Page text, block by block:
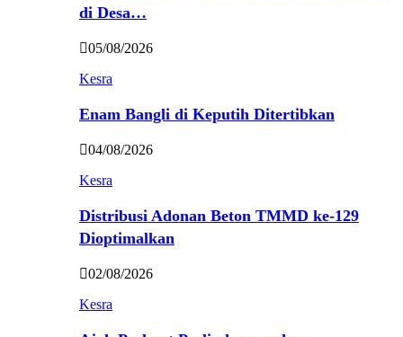
di Desa…
05/08/2026
Kesra
Enam Bangli di Keputih Ditertibkan
04/08/2026
Kesra
Distribusi Adonan Beton TMMD ke-129
Dioptimalkan
02/08/2026
Kesra